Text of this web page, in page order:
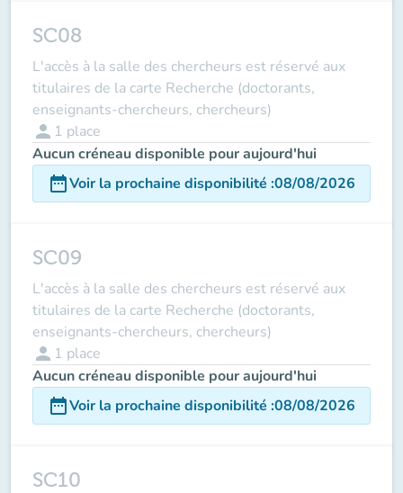
SC08
L'accès à la salle des chercheurs est réservé aux
titulaires de la carte Recherche (doctorants,
enseignants-chercheurs, chercheurs)
person 1 place
Aucun créneau disponible pour aujourd'hui
date_rangeVoir la prochaine disponibilité :08/08/2026
SC09
L'accès à la salle des chercheurs est réservé aux
titulaires de la carte Recherche (doctorants,
enseignants-chercheurs, chercheurs)
person 1 place
Aucun créneau disponible pour aujourd'hui
date_rangeVoir la prochaine disponibilité :08/08/2026
SC10